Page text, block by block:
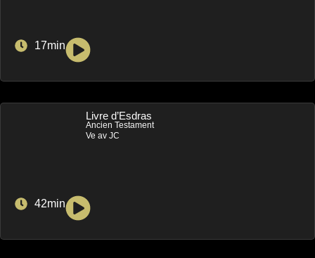
17min
Livre d’Esdras
Ancien Testament
Ve av JC
42min